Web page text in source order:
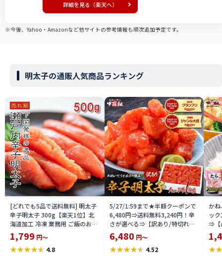
詳細を見る（楽天へ）
※今後、Yahoo・Amazonなど他サイトの参考情報も順次追加予定です。
明太子の通販人気商品ランキング
[どれでも5品で送料無料] 明太子
辛子明太子 300g【楽天1位】北
海道加工 冷凍 業務用 ご飯のお供
おつまみ パスタ 便利 時短 家庭用
たっぷり 明太 塩たら子 めんたい
こ プチプチ食感 おにぎり トース
1,799 円～
★★★★★ 4.8
5/27/1:59まで★半額クーポンで
6,480円⇒送料無料3,240円！辛
さが選べる⇒【訳あり/特切れ】
辛子明太子 or 辛くないタラコ or
激辛明太子 業務用 たっぷり1kg
食べ放題！
6,480 円～
★★★★★ 4.52
か
ッ
⇒【
着
子
ぎり
★